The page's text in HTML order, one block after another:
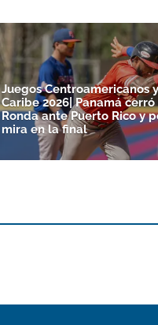
Juegos Centroamericanos
Caribe 2026| Panamá
Ronda ante Puerto Rico y
mira en la final